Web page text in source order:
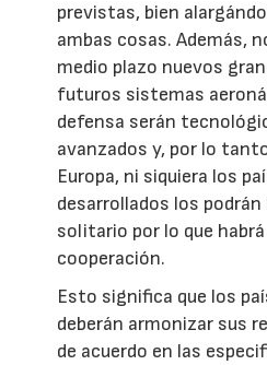
previstas, bien
ambas cosas. Además,
medio plazo nuevos
futuros sistemas
defensa serán
avanzados y, por lo
Europa, ni siquiera los
desarrollados los
solitario por lo que
cooperación.
Esto significa que los
deberán armonizar sus
de acuerdo en las